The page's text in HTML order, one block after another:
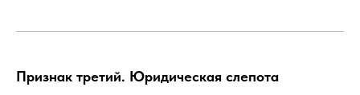
Признак третий. Юридическая слепота